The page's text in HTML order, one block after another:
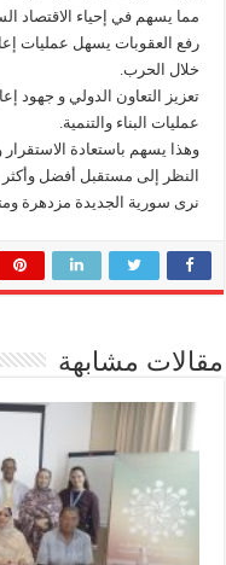
مما يسهم في إحياء الاقتصاد
رفع العقوبات يسهل عمليات
خلال الحرب.
تعزيز التعاون الدولي و جهود
عمليات البناء والتنمية.
وهذا يسهم باستعادة الاستقرار
النظر إلى مستقبل أفضل
نرى سورية الجديدة مزدهرة
مقالات مشابهة